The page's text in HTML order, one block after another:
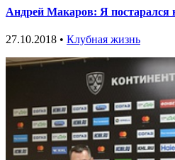
Андрей Макаров: Я постарался
27.10.2018 • Клубная жизнь